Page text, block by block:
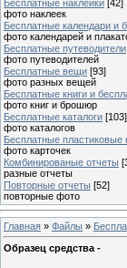
Бесплатные наклейки [42]
фото наклеек
Бесплатные календари и
фото календарей и
Бесплатные путеводители
фото путеводителей
Бесплатные вещи [93]
фото разных вещей
Бесплатные книги и
фото книг и брошюр
Бесплатные каталоги [103]
фото каталогов
Бесплатные пластиковые
фото карточек
Комбинированые отчеты
разные отчеты
Повторные отчеты [52]
повторные фото
Главная » Файлы »
Образец средства -